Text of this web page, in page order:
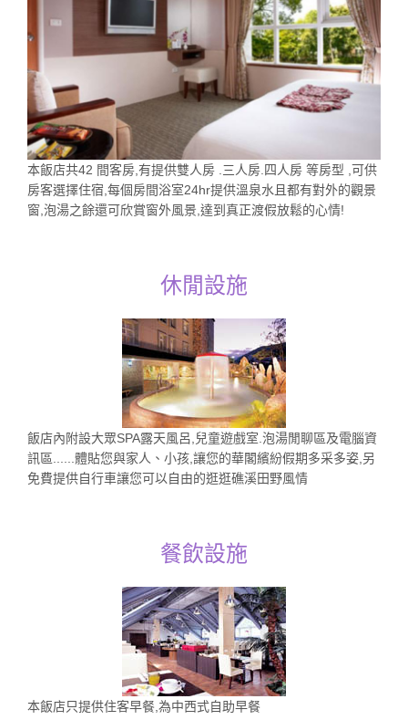
本飯店共42 間客房,有提供雙人房 .三人房.四人房 等房型 ,可供
房客選擇住宿,每個房間浴室24hr提供溫泉水且都有對外的觀景
窗,泡湯之餘還可欣賞窗外風景,達到真正渡假放鬆的心情!
休閒設施
飯店內附設大眾SPA露天風呂,兒童遊戲室.泡湯閒聊區及電腦資
訊區......體貼您與家人、小孩,讓您的華閣繽紛假期多采多姿,另
免費提供自行車讓您可以自由的逛逛礁溪田野風情
餐飲設施
本飯店只提供住客早餐,為中西式自助早餐